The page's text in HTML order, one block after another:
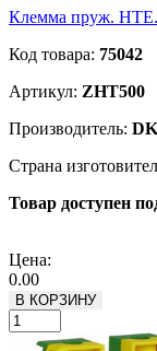
Клемма пруж.
Код товара: 75042
Артикул: ZHT500
Производитель:
Страна
Товар доступен
Цена:
0.00
В КОРЗИНУ